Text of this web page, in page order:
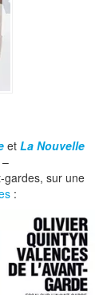
et La Nouvelle
–
gardes, sur une
: